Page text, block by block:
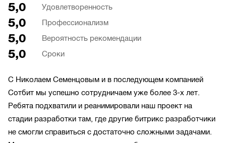
5,0 Удовлетворенность
5,0 Профессионализм
5,0 Вероятность рекомендации
5,0 Сроки
С Николаем Семенцовым и в последующем компанией
Сотбит мы успешно сотрудничаем уже более 3-х лет.
Ребята подхватили и реанимировали наш проект на
стадии разработки там, где другие битрикс разработчики
не смогли справиться с достаточно сложными задачами.